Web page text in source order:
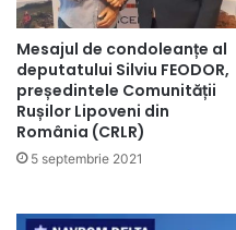
Mesajul de condoleanțe al
deputatului Silviu FEODOR,
președintele Comunității
Rușilor Lipoveni din
România (CRLR)
5 septembrie 2021